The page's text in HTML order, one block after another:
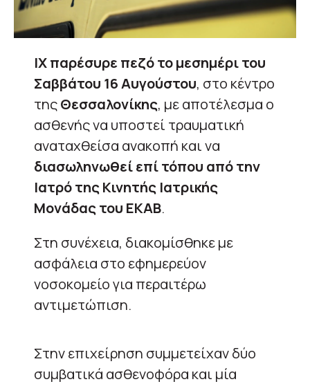
ΙΧ παρέσυρε πεζό το μεσημέρι του
Σαββάτου 16 Αυγούστου, στο κέντρο
τηςΘεσσαλονίκης, με αποτέλεσμα ο
ασθενής να υποστεί τραυματική
αναταχθείσα ανακοπή και να
διασωληνωθεί επί τόπου από την
Ιατρό της Κινητής Ιατρικής
Μονάδας του ΕΚΑΒ.
Στη συνέχεια, διακομίσθηκε με
ασφάλεια στο εφημερεύον
νοσοκομείο για περαιτέρω
αντιμετώπιση.
Στην επιχείρηση συμμετείχαν δύο
συμβατικά ασθενοφόρα και μία